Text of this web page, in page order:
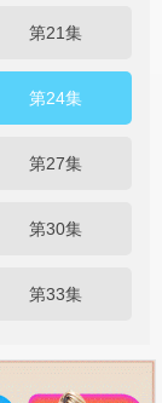
第21集
第24集
第27集
第30集
第33集